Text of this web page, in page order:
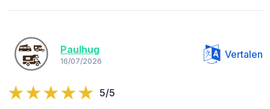
Paulhug
16/07/2026
Vertalen
5/5